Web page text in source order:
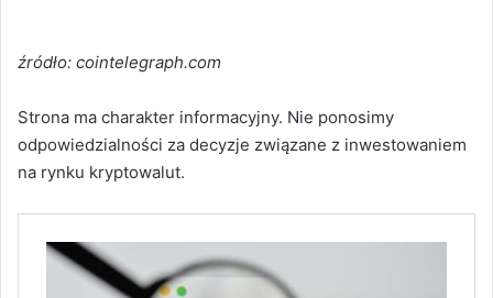
źródło: cointelegraph.com
Strona ma charakter informacyjny. Nie ponosimy
odpowiedzialności za decyzje związane z inwestowaniem
na rynku kryptowalut.